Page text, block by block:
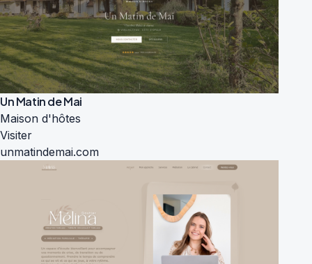
Un Matin de Mai
Maison d'hôtes
Visiter
unmatindemai.com